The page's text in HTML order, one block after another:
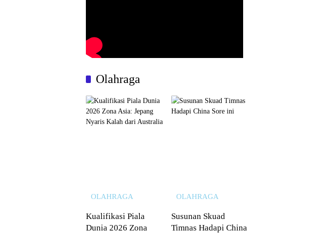
Olahraga
OLAHRAGA
Kualifikasi Piala
Dunia 2026 Zona
OLAHRAGA
Susunan Skuad
Timnas Hadapi China